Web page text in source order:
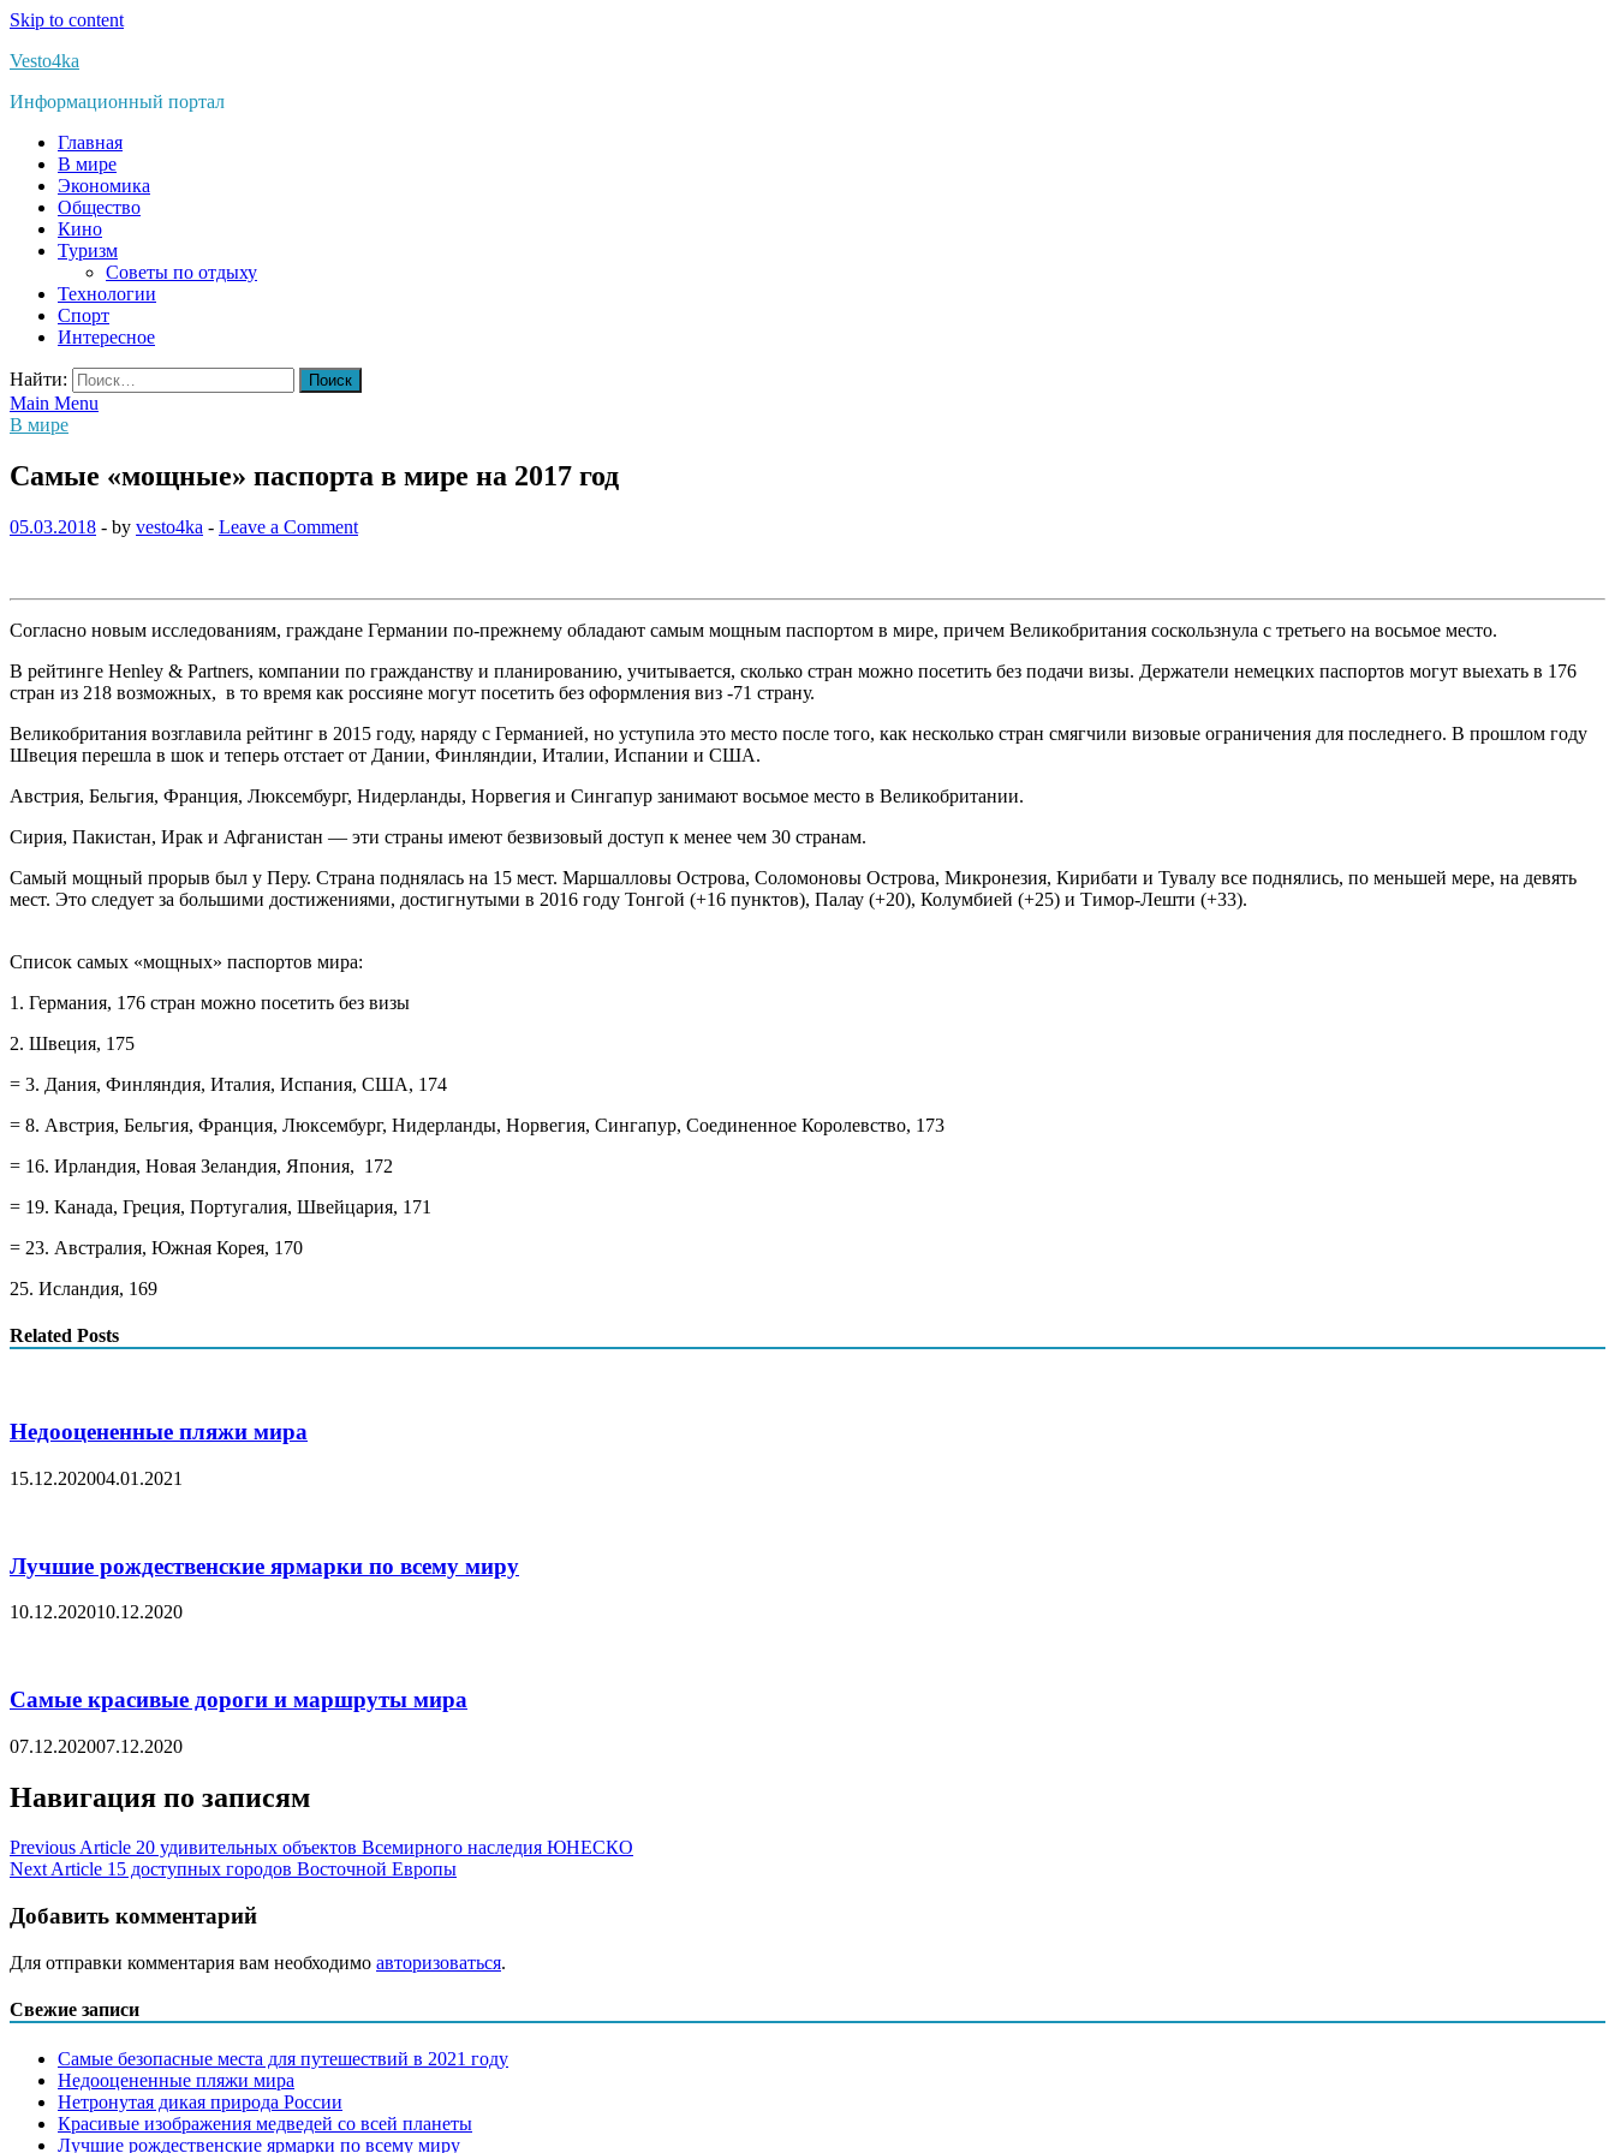
Skip to content
Vesto4ka
Информационный портал
Главная
В мире
Экономика
Общество
Кино
Туризм
Советы по отдыху
Технологии
Спорт
Интересное
Найти:
Main Menu
В мире
Самые «мощные» паспорта в мире на 2017 год
05.03.2018 - by vesto4ka - Leave a Comment
Согласно новым исследованиям, граждане Германии по-прежнему обладают самым мощным паспортом в мире, причем Великобритания соскользнула с третьего на восьмое место.
В рейтинге Henley & Partners, компании по гражданству и планированию, учитывается, сколько стран можно посетить без подачи визы. Держатели немецких паспортов могут выехать в 176
стран из 218 возможных, в то время как россияне могут посетить без оформления виз -71 страну.
Великобритания возглавила рейтинг в 2015 году, наряду с Германией, но уступила это место после того, как несколько стран смягчили визовые ограничения для последнего. В прошлом году
Швеция перешла в шок и теперь отстает от Дании, Финляндии, Италии, Испании и США.
Австрия, Бельгия, Франция, Люксембург, Нидерланды, Норвегия и Сингапур занимают восьмое место в Великобритании.
Сирия, Пакистан, Ирак и Афганистан — эти страны имеют безвизовый доступ к менее чем 30 странам.
Самый мощный прорыв был у Перу. Страна поднялась на 15 мест. Маршалловы Острова, Соломоновы Острова, Микронезия, Кирибати и Тувалу все поднялись, по меньшей мере, на девять
мест. Это следует за большими достижениями, достигнутыми в 2016 году Тонгой (+16 пунктов), Палау (+20), Колумбией (+25) и Тимор-Лешти (+33).
Список самых «мощных» паспортов мира:
1. Германия, 176 стран можно посетить без визы
2. Швеция, 175
= 3. Дания, Финляндия, Италия, Испания, США, 174
= 8. Австрия, Бельгия, Франция, Люксембург, Нидерланды, Норвегия, Сингапур, Соединенное Королевство, 173
= 16. Ирландия, Новая Зеландия, Япония, 172
= 19. Канада, Греция, Португалия, Швейцария, 171
= 23. Австралия, Южная Корея, 170
25. Исландия, 169
Related Posts
Недооцененные пляжи мира
15.12.202004.01.2021
Лучшие рождественские ярмарки по всему миру
10.12.202010.12.2020
Самые красивые дороги и маршруты мира
07.12.202007.12.2020
Навигация по записям
Previous Article 20 удивительных объектов Всемирного наследия ЮНЕСКО
Next Article 15 доступных городов Восточной Европы
Добавить комментарий
Для отправки комментария вам необходимо авторизоваться.
Свежие записи
Самые безопасные места для путешествий в 2021 году
Недооцененные пляжи мира
Нетронутая дикая природа России
Красивые изображения медведей со всей планеты
Лучшие рождественские ярмарки по всему миру